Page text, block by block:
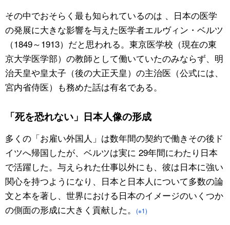
その中でおそらく最も知られているのは 、日本の医学
の発展に大きな影響を与えた医学者エルヴィン・ベルツ
（1849～1913）だと思われる。東京医学校（現在の東
京大学医学部）の教師として働いていたのみならず、明
治天皇や皇太子（後の大正天皇）の主治医（公式には、
宮内省侍医）も務めた話は有名である。
「死を恐れない」日本人像の形成
多くの「お雇い外国人」は数年間の契約で働きその後ド
イツへ帰国したが、ベルツは実に 29年間にわたり日本
で活躍した。与えられた仕事以外にも、彼は日本に強い
関心を持つようになり、日本と日本人について多数の論
文と本を著し、世界における日本のイメージのいくつか
の側面の形成に大きく貢献した。
(※1)